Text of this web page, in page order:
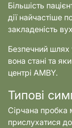
Більшість
дії найчастіше
закладеність
Безпечний шлях
вона стані та
центрі AMBY.
Типові
Сірчана пробка
прислухатися до